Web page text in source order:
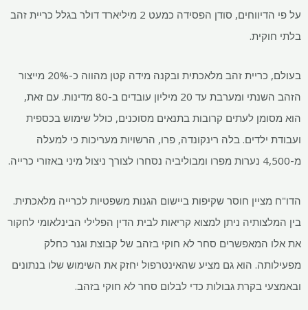
על פי הדיווחים, סודן הפסידה כמעט 2 מיליארד דולר בגלל כריית זהב
בלתי חוקית.
בעולם, כריית זהב מלאכתית ובקנה מידה קטן מהווה כ-20% מייצור
הזהב השנתי ומערבת עד 20 מיליון עובדים ב-80 מדינות. עם זאת,
הוא מסומן לעתים קרובות בתנאים מסוכנים, כולל שימוש בכספית
ועבודת ילדים. בלה רינקונדה, פרו, הרשויות מעריכות כי למעלה
מ-4,500 נערות מפרו ומבוליביה נסחרו לצורך ניצול מיני באזורי כרייה.
הדו"ח מציין חוסר שקיפות ביישום הגנות משפטיות לכרייה מלאכתית.
בין המלצותיה ניתן למצוא קריאות לבית הדין הפלילי הבינלאומי לחקור
את אלו המאפשרים סחר לא חוקי בזהב של קבוצת וגנר כחלק
מפעילותה. הוא גם מציע שהאינטרפול יחזק את השימוש שלו בנתונים
ובאמצעי בקרת גבולות כדי לבלום סחר לא חוקי בזהב.